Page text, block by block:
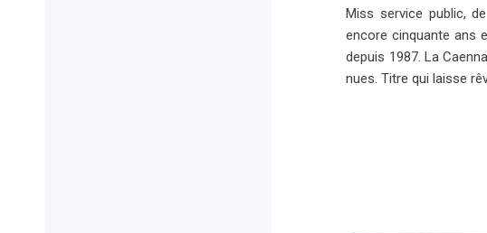
Miss service public,
encore cinquante ans
depuis 1987. La
nues. Titre qui laisse